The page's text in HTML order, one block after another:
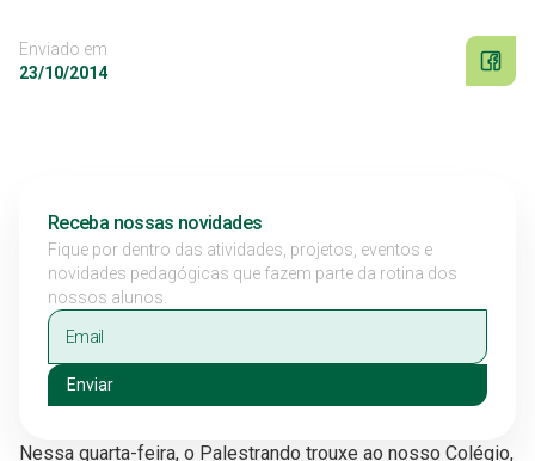
Enviado em
23/10/2014
Receba nossas novidades
Fique por dentro das atividades, projetos, eventos e
novidades pedagógicas que fazem parte da rotina dos
nossos alunos.
Enviar
Nessa quarta-feira, o Palestrando trouxe ao nosso Colégio,